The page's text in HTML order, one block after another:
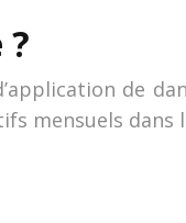
de
mensuels